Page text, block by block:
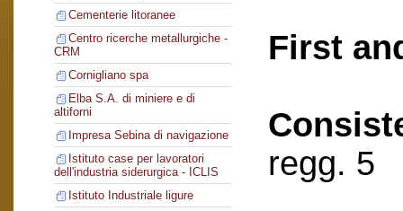
Cementerie litoranee
Centro ricerche metallurgiche -
CRM
Cornigliano spa
Elba S.A. di miniere e di
altiforni
Impresa Sebina di navigazione
Istituto case per lavoratori
dell'industria siderurgica - ICLIS
Istituto Industriale ligure
First
regg. 5